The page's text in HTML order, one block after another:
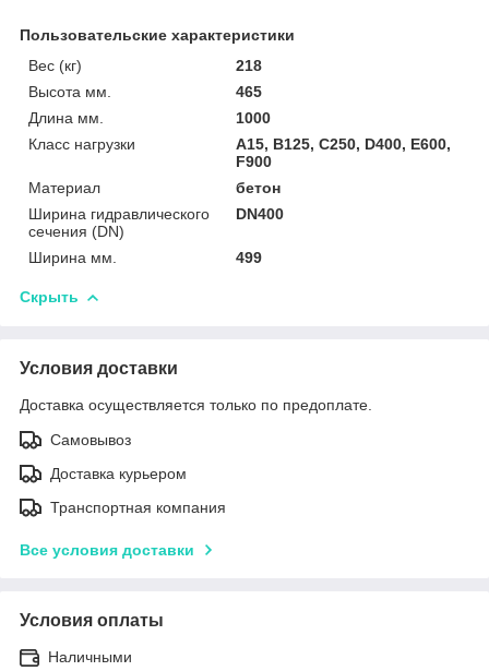
Пользовательские характеристики
Вес (кг)
218
Высота мм.
465
Длина мм.
1000
Класс нагрузки
A15, B125, C250, D400, E600,
F900
Материал
бетон
Ширина гидравлического
сечения (DN)
DN400
Ширина мм. 499
Скрыть
Условия доставки
Доставка осуществляется только по предоплате.
Самовывоз
Доставка курьером
Транспортная компания
Все условия доставки
Условия оплаты
Наличными